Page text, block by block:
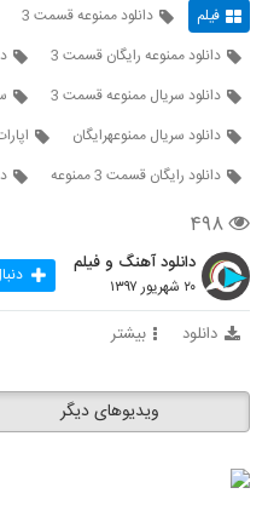
فیلم دانلود ممنوعه قسمت 3
دانلود ممنوعه رایگان قسمت 3
دانلود سریال ممنوعه قسمت 3
دانلود سریال ممنوعهرایگان
دانلود رایگان قسمت 3 ممنوعه
۴۹۸
دانلود آهنگ و فیلم
۲۰ شهریور ۱۳۹۷
دانلود بیشتر
ویدیوهای دیگر